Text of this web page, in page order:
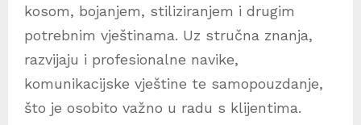
kosom, bojanjem, stiliziranjem i drugim
potrebnim vještinama. Uz stručna znanja,
razvijaju i profesionalne navike,
komunikacijske vještine te samopouzdanje,
što je osobito važno u radu s klijentima.